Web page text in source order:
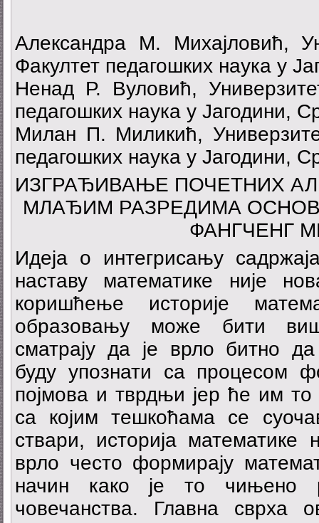
Александра М. Михајловић,
Факултет педагошких наука у
Ненад Р. Вуловић,
педагошких наука у Јагодини,
Милан П. Миликић,
педагошких наука у Јагодини,
ИЗГРАЂИВАЊЕ ПОЧЕТНИХ
МЛАЂИМ РАЗРЕДИМА
ФАНГЧЕНГ
Идеја о интегрисању
наставу математике није
коришћење историје
образовању може бити
сматрају да је врло битно
буду упознати са процесом
појмова и тврдњи јер ће им
са којим тешкоћама се
ствари, историја математике
врло често формирају
начин како је то чињено
човечанства. Главна сврха